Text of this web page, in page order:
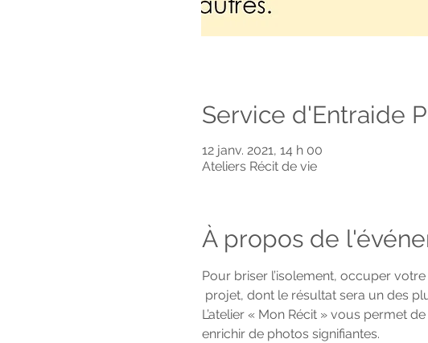
Service d'Entraide
12 janv. 2021, 14 h 00
Ateliers Récit de vie
À propos de
Pour briser l’isolement, occuper
projet, dont le résultat sera un des
L’atelier « Mon Récit » vous permet
enrichir de photos signifiantes.